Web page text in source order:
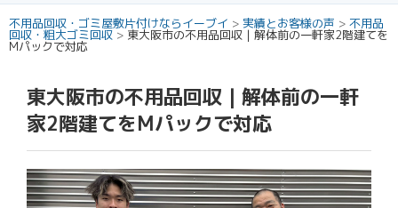
不用品回収・ゴミ屋敷片付けならイーブイ > 実績とお客様の声 > 不用品
回収・粗大ゴミ回収 > 東大阪市の不用品回収｜解体前の一軒家2階建てを
Mパックで対応
東大阪市の不用品回収｜解体前の一軒
家2階建てをMパックで対応